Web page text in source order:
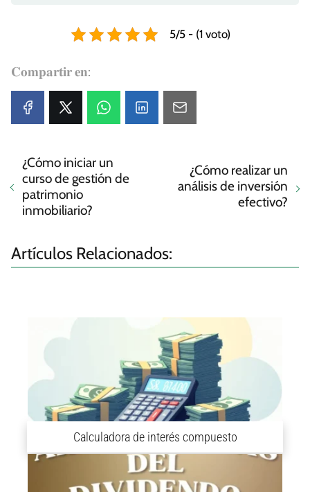
5/5 - (1 voto)
𝐂𝐨𝐦𝐩𝐚𝐫𝐭𝐢𝐫 𝐞𝐧:
¿Cómo iniciar un
curso de gestión de
patrimonio
inmobiliario?
¿Cómo realizar un
análisis de inversión
efectivo?
Artículos Relacionados:
Calculadora de interés compuesto